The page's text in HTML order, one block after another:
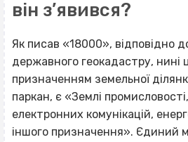
він з’явився?
Як писав «18000», відповідно
державного геокадастру, нині
призначенням земельної
паркан, є «Землі
електронних комунікацій,
іншого призначення». Єдиний